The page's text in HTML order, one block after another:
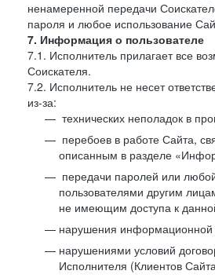
ненамеренной передачи
пароля и любое использование
7. Информация о пользователе
7.1. Исполнитель прилагает все
Соискателя.
7.2. Исполнитель не несет
из-за:
технических неполадок в
перебоев в работе Сайта,
описанным в разделе
передачи паролей или
пользователями другим
не имеющим доступа к
нарушения информационной
нарушениями условий
Исполнителя (Клиентов